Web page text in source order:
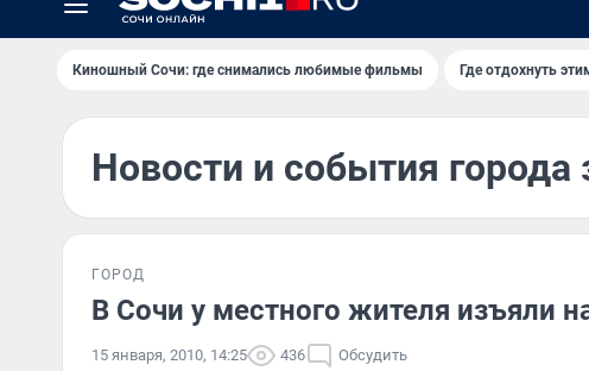
Киношный Сочи: где снимались любимые фильмы Где отдохнуть
Новости и события города
ГОРОД
В Сочи у местного жителя изъяли
15 января, 2010, 14:25 436 Обсудить